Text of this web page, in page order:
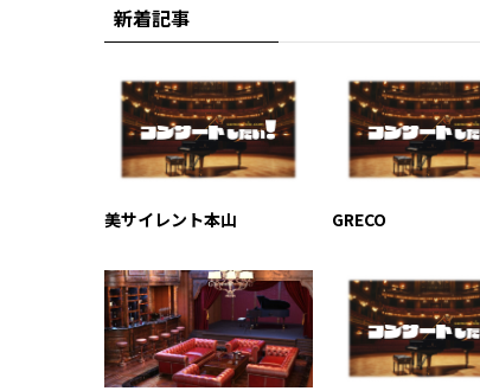
新着記事
美サイレント本山 GRECO